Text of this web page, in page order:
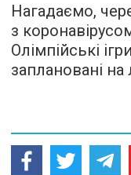
Нагадаємо,
з
Олімпійські
заплановані на